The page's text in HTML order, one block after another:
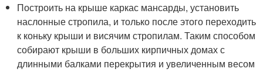
Построить на крыше каркас мансарды, установить
наслонные стропила, и только после этого переходить
к коньку крыши и висячим стропилам. Таким способом
собирают крыши в больших кирпичных домах с
длинными балками перекрытия и увеличенным весом